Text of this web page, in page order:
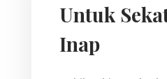
Untuk
Inap